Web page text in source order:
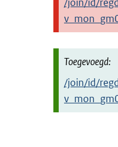
/join/id/